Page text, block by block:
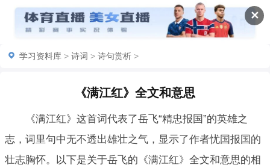
✕
学习资料库 > 诗词 > 诗句赏析 >
《满江红》全文和意思
《满江红》这首词代表了岳飞“精忠报国”的英雄之
志，词里句中无不透出雄壮之气，显示了作者忧国报国的
壮志胸怀。以下是关于岳飞的《满江红》全文和意思的相